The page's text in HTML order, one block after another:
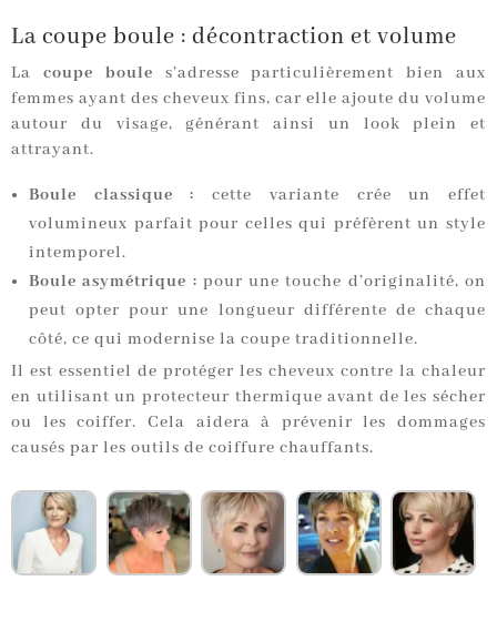
La coupe boule : décontraction et volume
La coupe boule s’adresse particulièrement bien aux
femmes ayant des cheveux fins, car elle ajoute du volume
autour du visage, générant ainsi un look plein et
attrayant.
Boule classique : cette variante crée un effet
volumineux parfait pour celles qui préfèrent un style
intemporel.
Boule asymétrique : pour une touche d’originalité, on
peut opter pour une longueur différente de chaque
côté, ce qui modernise la coupe traditionnelle.
Il est essentiel de protéger les cheveux contre la chaleur
en utilisant un protecteur thermique avant de les sécher
ou les coiffer. Cela aidera à prévenir les dommages
causés par les outils de coiffure chauffants.